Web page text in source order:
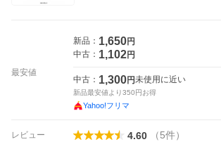
最安値
新品： 1,650円
中古： 1,102円
中古： 1,300円未使用に近い
新品最安値より350円お得
Yahoo!フリマ
レビュー 4.60 （5件）